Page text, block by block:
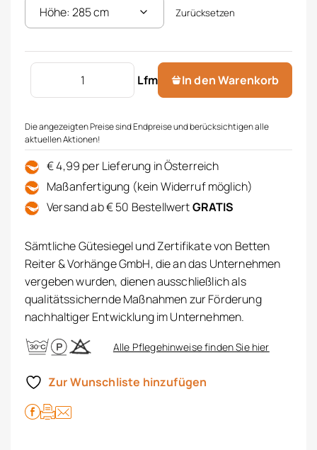
Zurücksetzen
Lfm
Store bestickt Menge
In den Warenkorb
Die angezeigten Preise sind Endpreise und berücksichtigen alle
aktuellen Aktionen!
€ 4,99 per Lieferung in Österreich
Maßanfertigung (kein Widerruf möglich)
Versand ab € 50 BestellwertGRATIS
Sämtliche Gütesiegel und Zertifikate von Betten
Reiter & Vorhänge GmbH, die an das Unternehmen
vergeben wurden, dienen ausschließlich als
qualitätssichernde Maßnahmen zur Förderung
nachhaltiger Entwicklung im Unternehmen.
Alle Pflegehinweise finden Sie hier
Zur Wunschliste hinzufügen